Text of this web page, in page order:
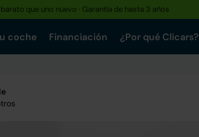
que uno nuevo · Garantía de hasta 3 años
coche Financiación ¿Por qué Clicars?